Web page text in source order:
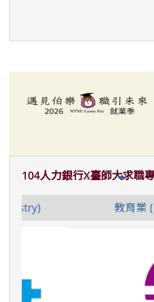
104人力銀行X臺師大求職
教育業 (